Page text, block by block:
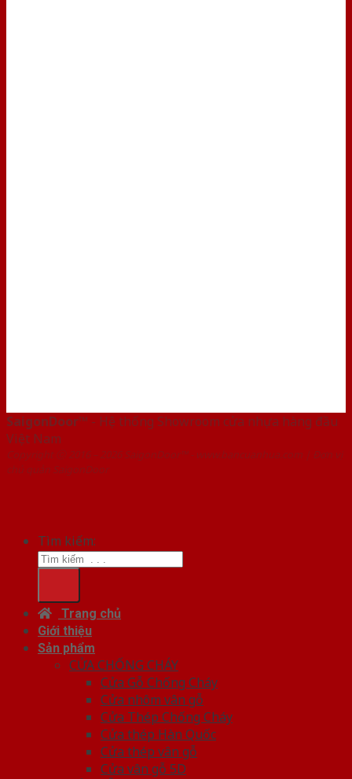
SaigonDoor™ - Hệ thống Showroom cửa nhựa hàng đầu
Việt Nam
Copyright ⓒ 2016 – 2026 SaigonDoor™ - www.bancuanhua.com | Đơn vị
chủ quản SaigonDoor
Tìm kiếm:
Trang chủ
Giới thiệu
Sản phẩm
CỬA CHỐNG CHÁY
Cửa Gỗ Chống Cháy
Cửa nhôm vân gỗ
Cửa Thép Chống Cháy
Cửa thép Hàn Quốc
Cửa thép vân gỗ
Cửa vân gỗ 5D